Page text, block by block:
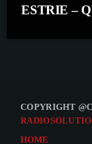
ESTRIE –
COPYRIGHT
HOME